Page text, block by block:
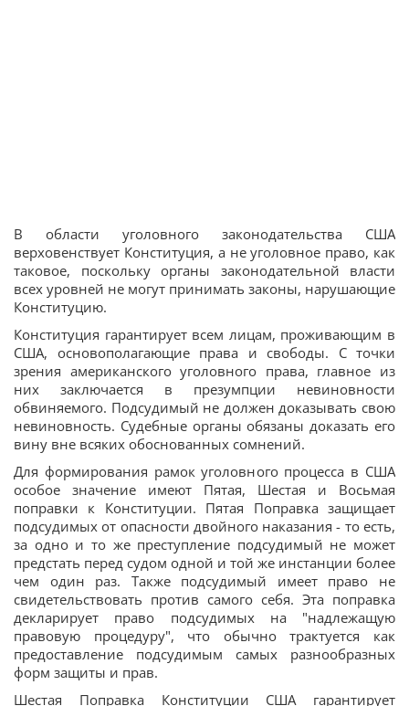
В области уголовного законодательства США
верховенствует Конституция, а не уголовное право, как
таковое, поскольку органы законодательной власти
всех уровней не могут принимать законы, нарушающие
Конституцию.
Конституция гарантирует всем лицам, проживающим в
США, основополагающие права и свободы. С точки
зрения американского уголовного права, главное из
них заключается в презумпции невиновности
обвиняемого. Подсудимый не должен доказывать свою
невиновность. Судебные органы обязаны доказать его
вину вне всяких обоснованных сомнений.
Для формирования рамок уголовного процесса в США
особое значение имеют Пятая, Шестая и Восьмая
поправки к Конституции. Пятая Поправка защищает
подсудимых от опасности двойного наказания - то есть,
за одно и то же преступление подсудимый не может
предстать перед судом одной и той же инстанции более
чем один раз. Также подсудимый имеет право не
свидетельствовать против самого себя. Эта поправка
декларирует право подсудимых на "надлежащую
правовую процедуру", что обычно трактуется как
предоставление подсудимым самых разнообразных
форм защиты и прав.
Шестая Поправка Конституции США гарантирует